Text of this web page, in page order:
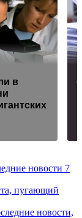
в
новости 7
пугающий
новости,